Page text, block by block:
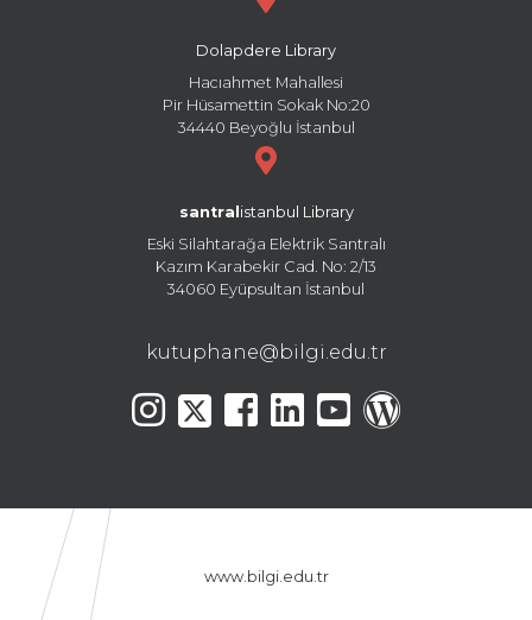
Dolapdere Library
Hacıahmet Mahallesi
Pir Hüsamettin Sokak No:20
34440 Beyoğlu İstanbul
santral istanbul Library
Eski Silahtarağa Elektrik Santralı
Kazım Karabekir Cad. No: 2/13
34060 Eyüpsultan İstanbul
kutuphane@bilgi.edu.tr
www.bilgi.edu.tr